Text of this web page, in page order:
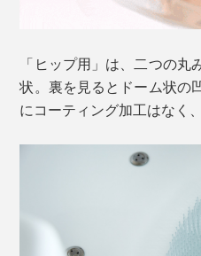
「ヒップ用」は、二つの
状。裏を見るとドーム状の
にコーティング加工はなく